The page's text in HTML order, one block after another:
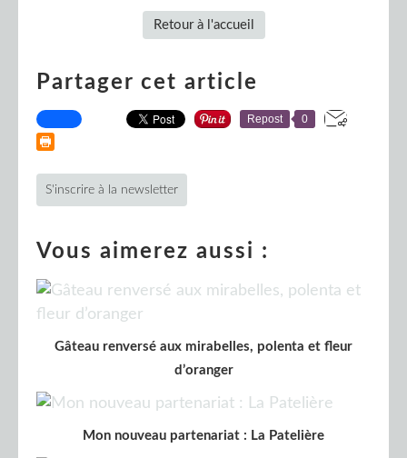
Retour à l'accueil
Partager cet article
Repost 0
S'inscrire à la newsletter
Vous aimerez aussi :
Gâteau renversé aux mirabelles, polenta et fleur
d’oranger
Mon nouveau partenariat : La Patelière